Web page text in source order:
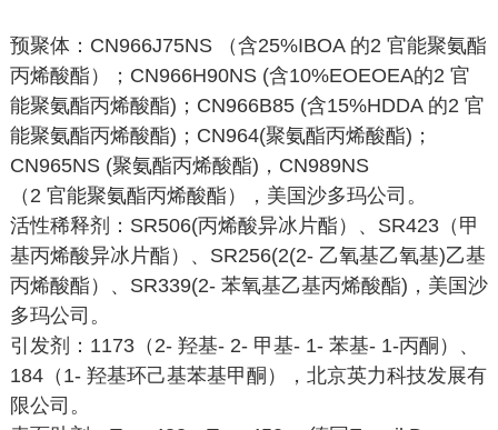
预聚体：CN966J75NS （含25%IBOA 的2 官能聚氨酯
丙烯酸酯）；CN966H90NS (含10%EOEOEA的2 官
能聚氨酯丙烯酸酯)；CN966B85 (含15%HDDA 的2 官
能聚氨酯丙烯酸酯)；CN964(聚氨酯丙烯酸酯)；
CN965NS (聚氨酯丙烯酸酯)，CN989NS
（2 官能聚氨酯丙烯酸酯），美国沙多玛公司。
活性稀释剂：SR506(丙烯酸异冰片酯）、SR423（甲
基丙烯酸异冰片酯）、SR256(2(2- 乙氧基乙氧基)乙基
丙烯酸酯）、SR339(2- 苯氧基乙基丙烯酸酯)，美国沙
多玛公司。
引发剂：1173（2- 羟基- 2- 甲基- 1- 苯基- 1-丙酮）、
184（1- 羟基环己基苯基甲酮），北京英力科技发展有
限公司。